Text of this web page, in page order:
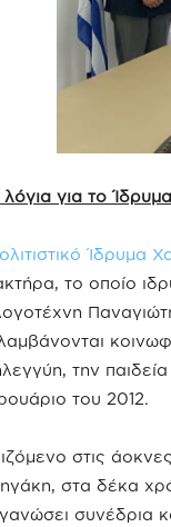
λόγια για το
Ίδρυμα
το οποίο
την
του 2012.
στις
στα δέκα
συνέδρια